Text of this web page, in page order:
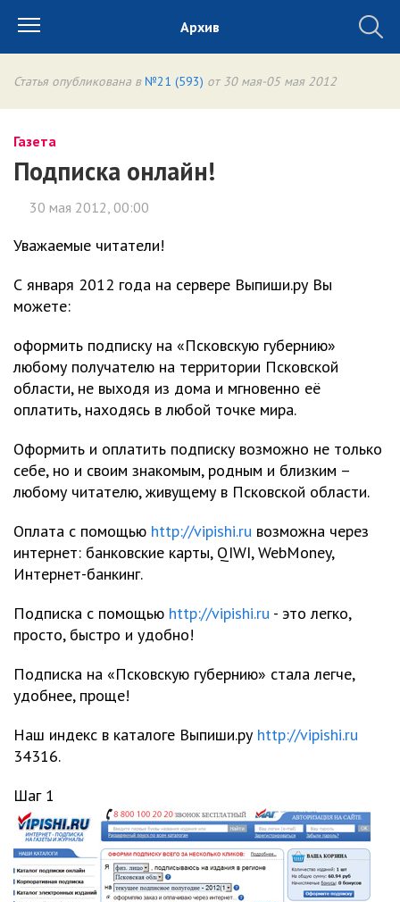
Архив
Статья опубликована в №21 (593) от 30 мая-05 мая 2012
Газета
Подписка онлайн!
30 мая 2012, 00:00
Уважаемые читатели!
С января 2012 года на сервере Выпиши.ру Вы
можете:
оформить подписку на «Псковскую губернию»
любому получателю на территории Псковской
области, не выходя из дома и мгновенно её
оплатить, находясь в любой точке мира.
Оформить и оплатить подписку возможно не только
себе, но и своим знакомым, родным и близким –
любому читателю, живущему в Псковской области.
Оплата с помощью http://vipishi.ru возможна через
интернет: банковские карты, QIWI, WebMoney,
Интернет-банкинг.
Подписка с помощью http://vipishi.ru - это легко,
просто, быстро и удобно!
Подписка на «Псковскую губернию» стала легче,
удобнее, проще!
Наш индекс в каталоге Выпиши.ру http://vipishi.ru
34316.
Шаг 1